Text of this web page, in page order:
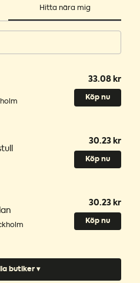
Hitta nära mig
33.08 kr
Köp nu
30.23 kr
Köp nu
30.23 kr
Köp nu
butiker ▾